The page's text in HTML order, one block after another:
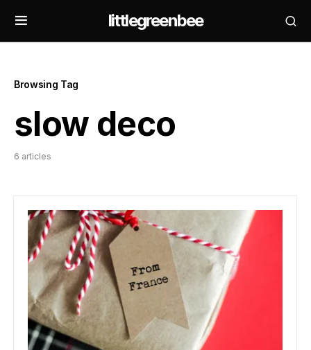
littlegreenbee
Browsing Tag
slow deco
6 articles